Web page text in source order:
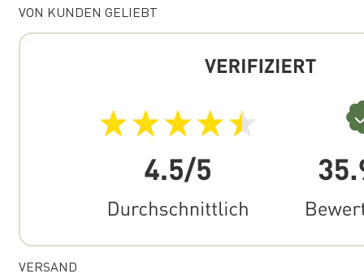
VERSAND
VON KUNDEN GELIEBT